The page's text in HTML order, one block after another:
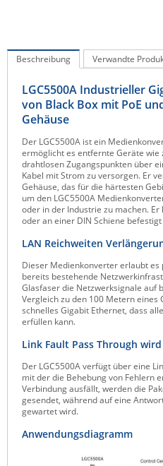
Moxa
Netio
Panorama Antennas
PatchSee
Power Kingdom
Poynting
Raritan
Riello UPS
Server Technology
Siretta
SIRIO Antenne
Sunbird
TEKTELIC
Teltonika
Unwired Networks
Vision
Beschreibung Verwandte
LGC5500A Industrieller
von Black Box mit PoE
Gehäuse
Der LGC5500A ist ein
ermöglicht es entfernte Geräte wie
drahtlosen Zugangspunkten über
Kabel mit Strom zu versorgen. Er
Gehäuse, das für die härtesten
um den LGC5500A
oder in der Industrie zu machen.
oder an einer DIN Schiene
LAN Reichweiten
Dieser Medienkonverter erlaubt
bereits bestehende
Glasfaser die Netzwerksignale auf
Vergleich zu den 100 Metern eines
schnelles Gigabit Ethernet, dass
erfüllen kann.
Link Fault Pass Through
Der LGC5500A verfügt über eine
mit der die Behebung von Fehlern
Verbindung ausfällt, werden die
gesendet, während auf eine
gewartet wird.
Anwendungsdiagramm